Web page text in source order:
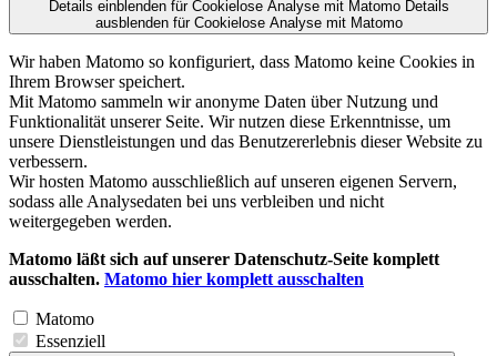
Details einblendenfür Cookielose Analyse mit Matomo Details
ausblendenfür Cookielose Analyse mit Matomo
Wir haben Matomo so konfiguriert, dass Matomo keine Cookies in
Ihrem Browser speichert.
Mit Matomo sammeln wir anonyme Daten über Nutzung und
Funktionalität unserer Seite. Wir nutzen diese Erkenntnisse, um
unsere Dienstleistungen und das Benutzererlebnis dieser Website zu
verbessern.
Wir hosten Matomo ausschließlich auf unseren eigenen Servern,
sodass alle Analysedaten bei uns verbleiben und nicht
weitergegeben werden.
Matomo läßt sich auf unserer Datenschutz-Seite komplett
ausschalten. Matomo hier komplett ausschalten
Matomo
Essenziell